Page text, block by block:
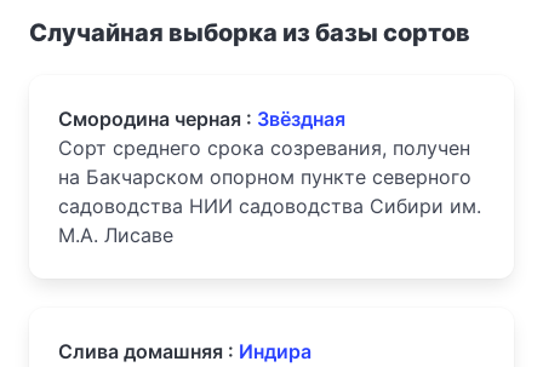
Случайная выборка из базы сортов
Смородина черная : Звёздная
Сорт среднего срока созревания, получен
на Бакчарском опорном пункте северного
садоводства НИИ садоводства Сибири им.
М.А. Лисаве
Слива домашняя : Индира